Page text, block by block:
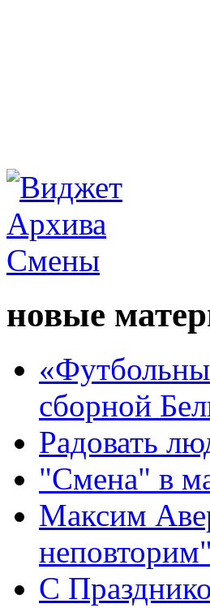
новые
сборной
Радовать
"Смена" в
Максим
неповторим"
С